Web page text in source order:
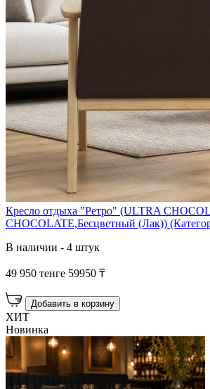
Кресло отдыха "Ретро" (ULTRA
CHOCOLATE,Бесцветный (Лак))
В наличии - 4 штук
49 950 тенге 59950 ₸
Добавить в корзину
ХИТ
Новинка